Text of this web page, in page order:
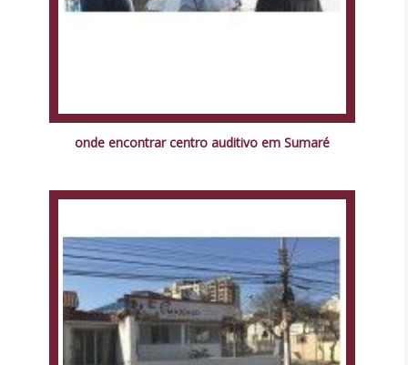
onde encontrar centro auditivo em Sumaré